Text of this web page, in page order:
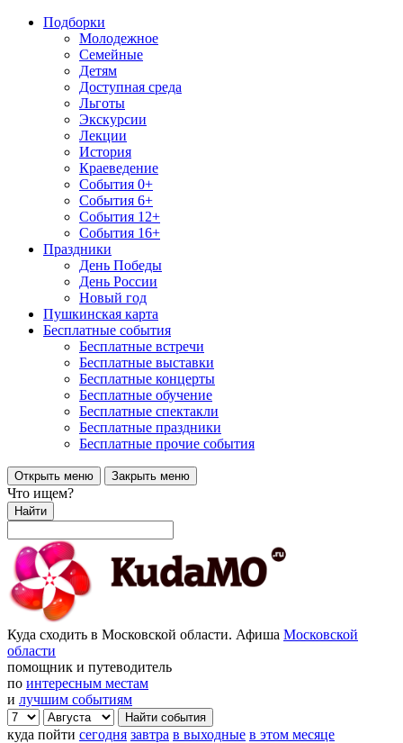
Подборки
Молодежное
Семейные
Детям
Доступная среда
Льготы
Экскурсии
Лекции
История
Краеведение
События 0+
События 6+
События 12+
События 16+
Праздники
День Победы
День России
Новый год
Пушкинская карта
Бесплатные события
Бесплатные встречи
Бесплатные выставки
Бесплатные концерты
Бесплатные обучение
Бесплатные спектакли
Бесплатные праздники
Бесплатные прочие события
Открыть меню Закрыть меню
Что ищем?
Найти
Куда сходить в Московской области. Афиша Московской
области
помощник и путеводитель
по интересным местам
и лучшим событиям
куда пойти сегодня завтра в выходные в этом месяце